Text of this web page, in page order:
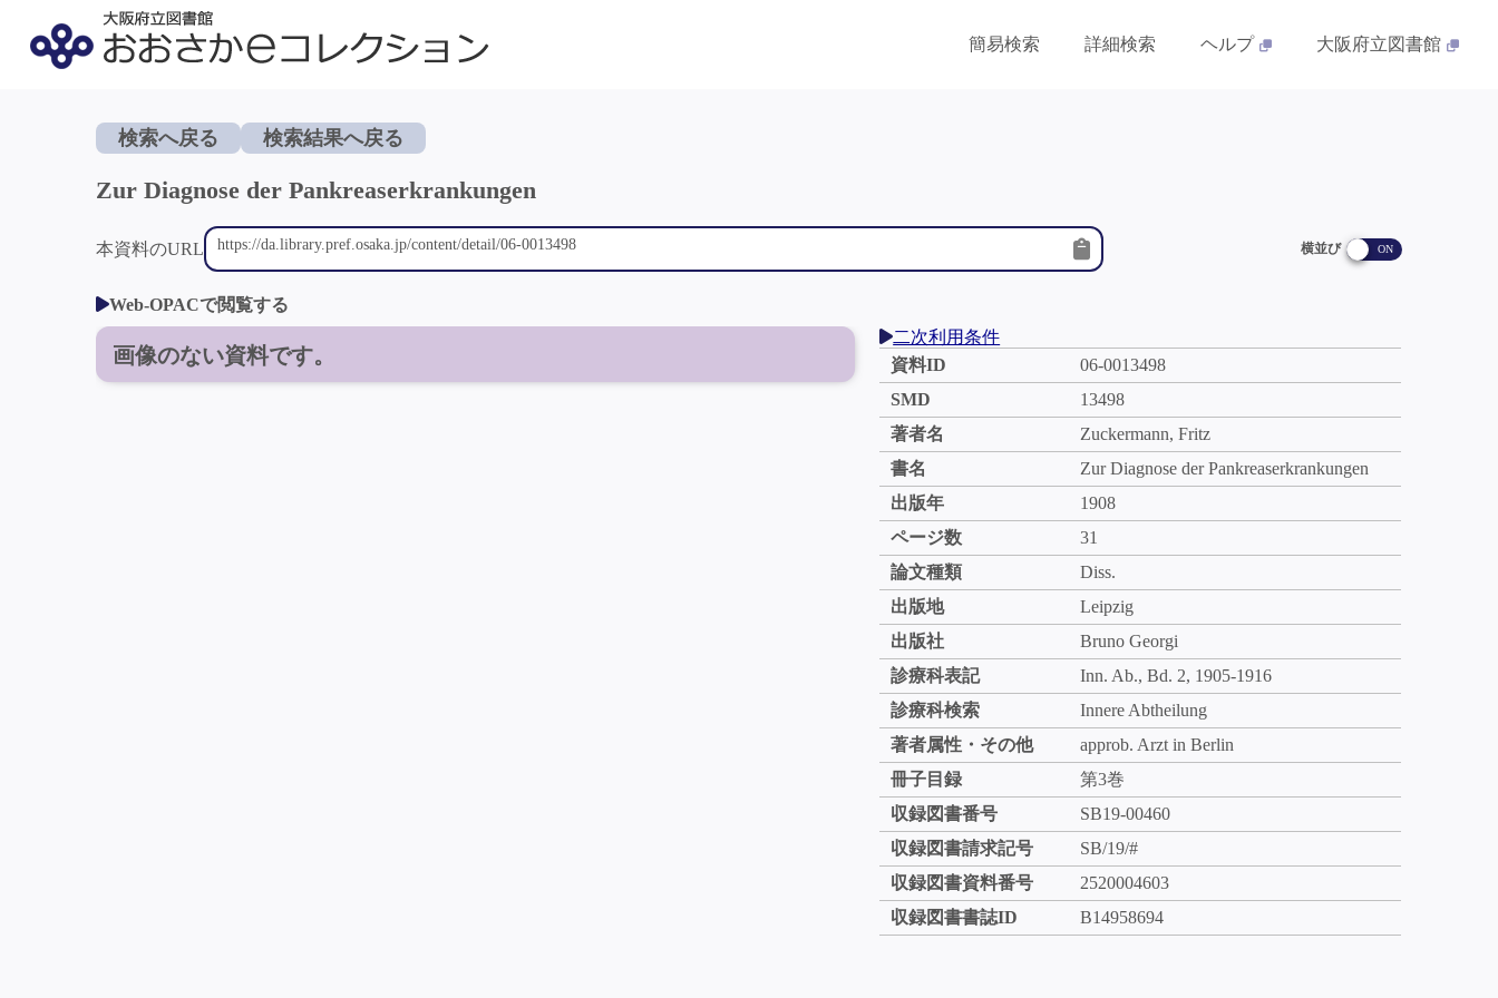
簡易検索 詳細検索 ヘルプ 大阪府立図書館
検索へ戻る 検索結果へ戻る
Zur Diagnose der Pankreaserkrankungen
本資料のURL 横並び
Web-OPACで閲覧する
画像のない資料です。
二次利用条件
資料ID
06-0013498
SMD
13498
著者名
Zuckermann, Fritz
書名
Zur Diagnose der Pankreaserkrankungen
出版年
1908
ページ数
31
論文種類
Diss.
出版地
Leipzig
出版社
Bruno Georgi
診療科表記
Inn. Ab., Bd. 2, 1905-1916
診療科検索
Innere Abtheilung
著者属性・その他
approb. Arzt in Berlin
冊子目録
第3巻
収録図書番号
SB19-00460
収録図書請求記号
SB/19/#
収録図書資料番号
2520004603
収録図書書誌ID
B14958694